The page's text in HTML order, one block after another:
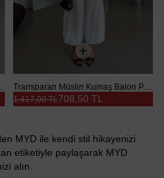
- Siyah Transparan Müslin Kumaş Balon Pantolon - Beyaz
708,50 TL
1.417,00 TL
MYD ile kendi stil hikayenizi
etiketiyle paylaşarak MYD
alın.